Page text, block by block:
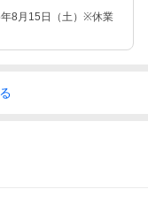
8月15日（土）※休業